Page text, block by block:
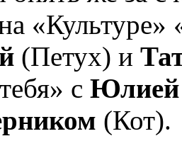
(Петух) и
с Юлией
(Кот).